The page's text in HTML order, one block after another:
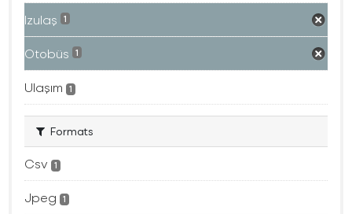
Izulaş 1
Otobüs 1
Ulaşım 1
Formats
Csv 1
Jpeg 1